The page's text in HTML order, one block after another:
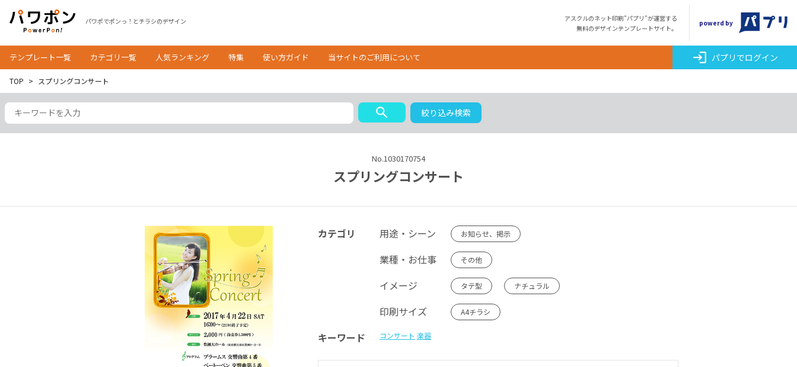
パワポでポンっ！とチラシのデザイン
アスクルのネット印刷"パプリ"が運営する
無料のデザインテンプレートサイト。
powerd by
テンプレート一覧 カテゴリ一覧 人気ランキング 特集 使い方ガイド 当サイトのご利用について login パプリでログイン
TOP スプリングコンサート
search 絞り込み検索
No.1030170754
スプリングコンサート
カテゴリ 用途・シーン お知らせ、掲示
業種・お仕事 その他
イメージ タテ型 ナチュラル
印刷サイズ A4チラシ
キーワード コンサート 楽器